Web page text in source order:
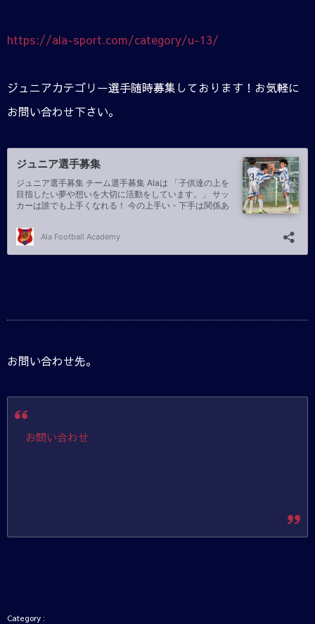
https://ala-sport.com/category/u-13/
ジュニアカテゴリー選手随時募集しております！お気軽に
お問い合わせ下さい。
お問い合わせ先。
お問い合わせ